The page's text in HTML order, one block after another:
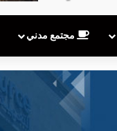
مجتمع مدني